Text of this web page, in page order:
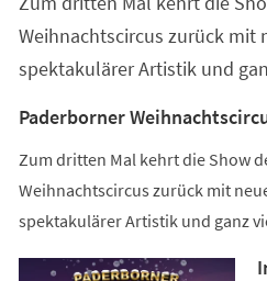
neuen
Tab)
Weihnachtscircus zurück mit
spektakulärer Artistik und
Paderborner
Zum dritten Mal kehrt die Show
Weihnachtscircus zurück mit
spektakulärer Artistik und ganz